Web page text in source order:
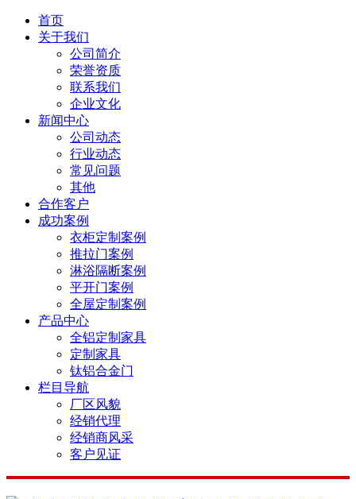
首页
关于我们
公司简介
荣誉资质
联系我们
企业文化
新闻中心
公司动态
行业动态
常见问题
其他
合作客户
成功案例
衣柜定制案例
推拉门案例
淋浴隔断案例
平开门案例
全屋定制案例
产品中心
全铝定制家具
定制家具
钛铝合金门
栏目导航
厂区风貌
经销代理
经销商风采
客户见证